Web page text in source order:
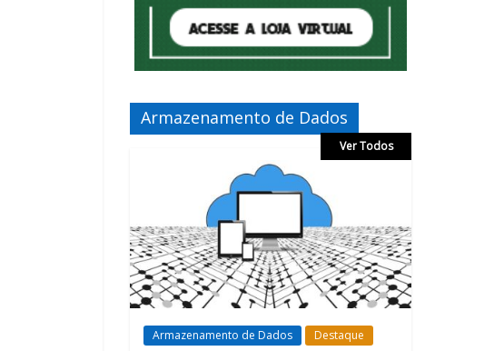
Armazenamento de Dados
Ver Todos
Armazenamento de Dados Destaque